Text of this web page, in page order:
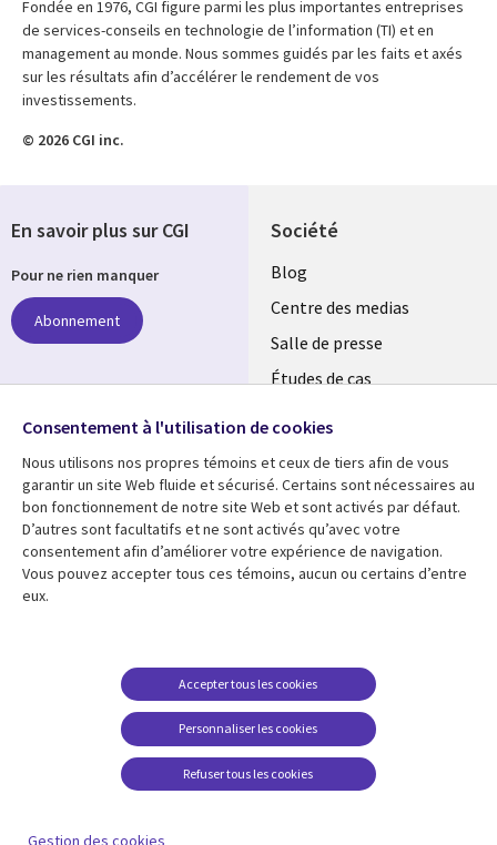
Fondée en 1976, CGI figure parmi les plus importantes entreprises
de services-conseils en technologie de l’information (TI) et en
management au monde. Nous sommes guidés par les faits et axés
sur les résultats afin d’accélérer le rendement de vos
investissements.
© 2026 CGI inc.
Société
Useful
links
MAROC
Blog
Centre des medias
Salle de presse
Études de cas
Ressources
Library
Morocco
Articles
Études de cas
Points de vue
Support
Restrictions et
conditions juridiques
Centre de gestion des
témoins
En savoir plus sur CGI
Pour ne rien manquer
Abonnement
Suivez-nous
Social
Media
MAROC
Consentement à l'utilisation de cookies
Nous utilisons nos propres témoins et ceux de tiers afin de vous
garantir un site Web fluide et sécurisé. Certains sont nécessaires au
bon fonctionnement de notre site Web et sont activés par défaut.
D’autres sont facultatifs et ne sont activés qu’avec votre
consentement afin d’améliorer votre expérience de navigation.
Vous pouvez accepter tous ces témoins, aucun ou certains d’entre
eux.
Personnaliser les cookies
Accepter tous les cookies
Refuser tous les cookies
Gestion des cookies